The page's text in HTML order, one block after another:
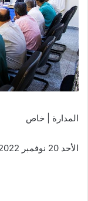
المدارة | خاص
الأحد 20 نوفمبر 2022